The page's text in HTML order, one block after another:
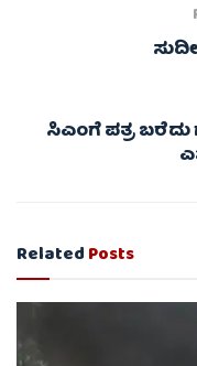
ಸಿಎಂಗೆ ಪತ್ರ
RelatedPosts